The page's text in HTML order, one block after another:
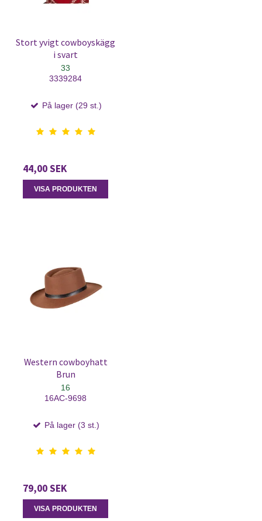
Stort yvigt cowboyskägg
i svart
33
3339284
På lager (29 st.)
44,00 SEK
VISA PRODUKTEN
Western cowboyhatt
Brun
16
16AC-9698
På lager (3 st.)
79,00 SEK
VISA PRODUKTEN